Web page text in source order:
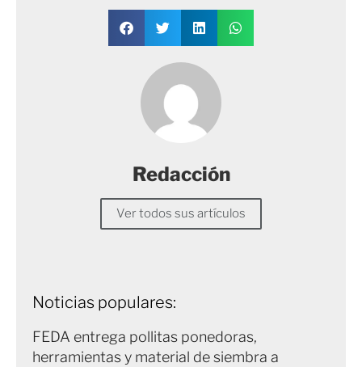
Redacción
Ver todos sus artículos
Noticias populares:
FEDA entrega pollitas ponedoras,
herramientas y material de siembra a